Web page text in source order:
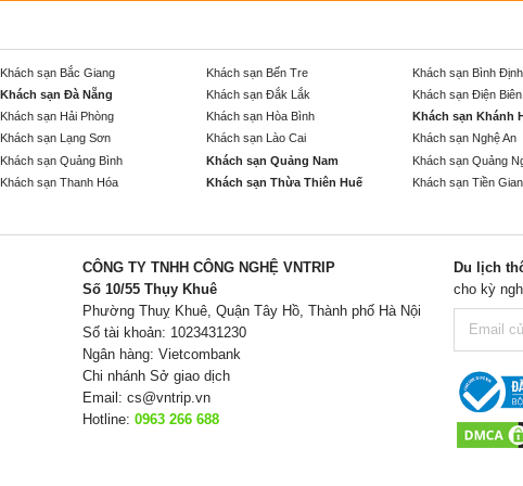
Khách sạn Bắc Giang Khách sạn Bến Tre Khách sạn Bình Định
Khách sạn Đà Nẵng Khách sạn Đắk Lắk Khách sạn Điện Biên
Khách sạn Hải Phòng Khách sạn Hòa Bình Khách sạn Khánh
Khách sạn Lạng Sơn Khách sạn Lào Cai Khách sạn Nghệ An
Khách sạn Quảng Bình Khách sạn Quảng Nam Khách sạn Quảng
Khách sạn Thanh Hóa Khách sạn Thừa Thiên Huế Khách sạn Tiền
CÔNG TY TNHH CÔNG NGHỆ VNTRIP
Số 10/55 Thụy Khuê
Phường Thuỵ Khuê, Quận Tây Hồ, Thành phố Hà Nội
Số tài khoản: 1023431230
Ngân hàng: Vietcombank
Chi nhánh Sở giao dịch
Email: cs@vntrip.vn
Hotline: 0963 266 688
Du lịch
cho kỳ